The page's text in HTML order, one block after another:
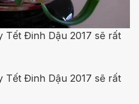
Tết Đinh Dậu 2017 sẽ rất
Tết Đinh Dậu 2017 sẽ rất